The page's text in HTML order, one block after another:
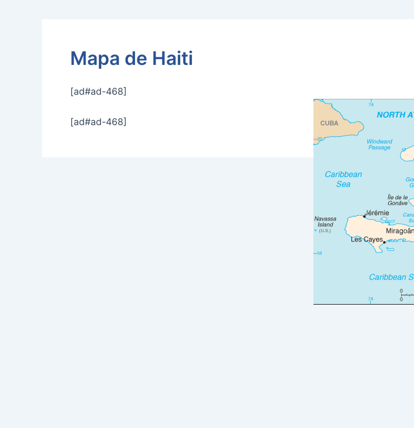
Mapa de Haiti
[ad#ad-468]
[ad#ad-468]